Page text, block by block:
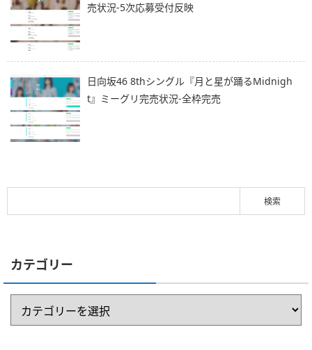
売状況-5次応募受付反映
日向坂46 8thシングル『月と星が踊るMidnigh
t』ミーグリ完売状況-全枠完売
カテゴリー